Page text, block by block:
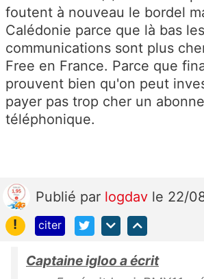
foutent à nouveau le bordel
Calédonie parce que là bas
communications sont plus
Free en France. Parce que
prouvent bien qu'on peut
payer pas trop cher un
téléphonique.
Publié par logdav le 22/
!
citer
Captaine igloo a écrit